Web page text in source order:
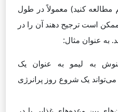
مطالعه کنید) معمولاً در طول
است ترجیح دهند آن را در
عنوان مثال:
به لیمو به عنوان یک
یک شروع روز پرانرژی